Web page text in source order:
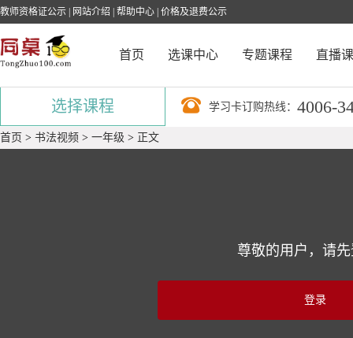
教师资格证公示 网站介绍 帮助中心 价格及退费公示
首页 选课中心 专题课程 直播
学习卡订购热线： 4006-
选择课程
首页 > 书法视频 > 一年级 > 正文
尊敬的用户，请
登录